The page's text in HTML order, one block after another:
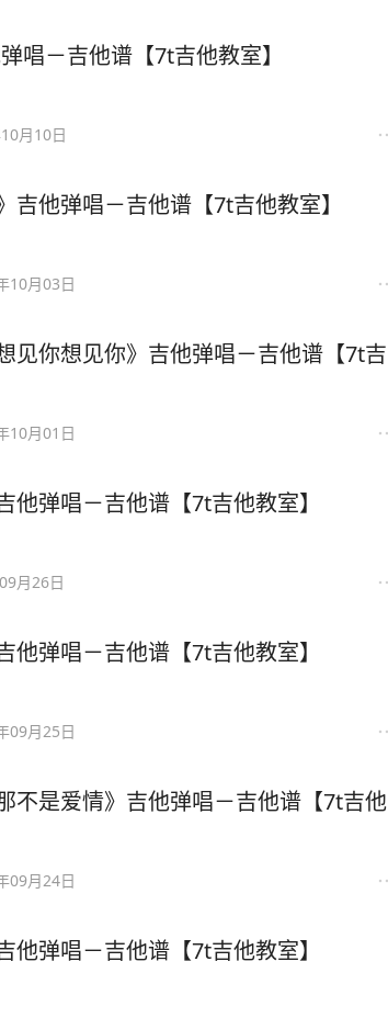
唱－吉他谱【7t吉他教室】
月10日
吉他弹唱－吉他谱【7t吉他教室】
10月03日
见你想见你》吉他弹唱－吉他谱【7t吉
10月01日
他弹唱－吉他谱【7t吉他教室】
月26日
他弹唱－吉他谱【7t吉他教室】
09月25日
不是爱情》吉他弹唱－吉他谱【7t吉他
09月24日
他弹唱－吉他谱【7t吉他教室】